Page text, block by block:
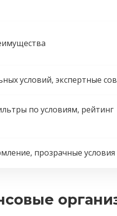
условий, экспертные
по условиям, рейтинг
прозрачные условия